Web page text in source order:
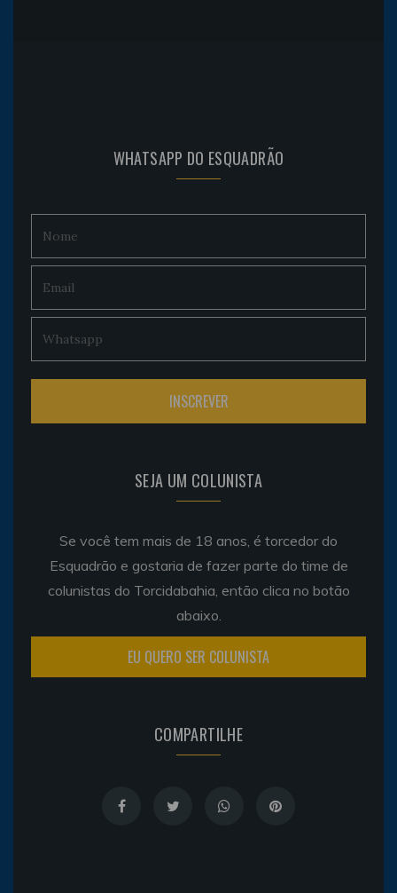
WHATSAPP DO ESQUADRÃO
SEJA UM COLUNISTA
Se você tem mais de 18 anos, é torcedor do
Esquadrão e gostaria de fazer parte do time de
colunistas do Torcidabahia, então clica no botão
abaixo.
EU QUERO SER COLUNISTA
COMPARTILHE